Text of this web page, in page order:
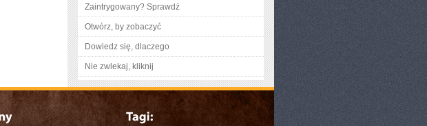
Zaintrygowany? Sprawdź
Otwórz, by zobaczyć
Dowiedz się, dlaczego
Nie zwlekaj, kliknij